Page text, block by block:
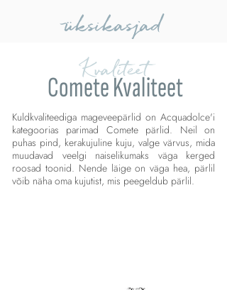
üksikasjad
Kvaliteet
Comete Kvaliteet
Kuldkvaliteediga mageveepärlid on Acquadolce'i
kategoorias parimad Comete pärlid. Neil on
puhas pind, kerakujuline kuju, valge värvus, mida
muudavad veelgi naiselikumaks väga kerged
roosad toonid. Nende läige on väga hea, pärlil
võib näha oma kujutist, mis peegeldub pärlil.